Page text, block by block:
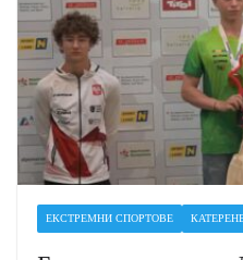
ЕКСТРЕМНИ СПОРТОВЕ